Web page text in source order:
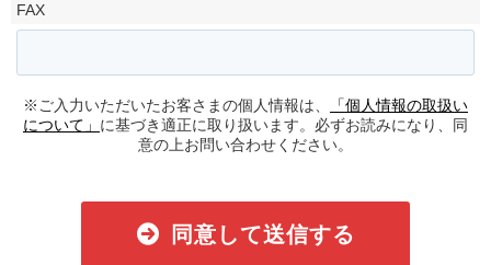
FAX
※ご入力いただいたお客さまの個人情報は、
「個人情報の取扱い
について」 に基づき適正に取り扱います。必ずお読みになり、同
意の上お問い合わせください。
同意して送信する